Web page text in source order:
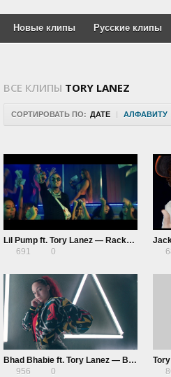
Новые клипы Русские клипы
ВСЕ КЛИПЫ TORY LANEZ
СОРТИРОВАТЬ ПО: ДАТЕ | АЛФАВИТУ
Lil Pump ft. Tory Lanez — Racks To The Ceiling
691
0
Bhad Bhabie ft. Tory Lanez — Babyface Savage
956
0